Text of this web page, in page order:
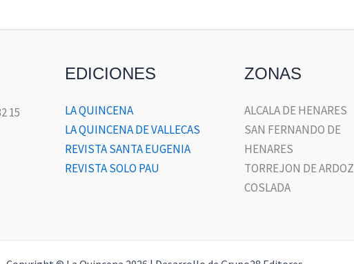
15
EDICIONES
LA QUINCENA
LA QUINCENA DE VALLECAS
REVISTA SANTA EUGENIA
REVISTA SOLO PAU
ZONAS
ALCALA DE HENARES
SAN FERNANDO DE
HENARES
TORREJON DE ARDOZ
COSLADA